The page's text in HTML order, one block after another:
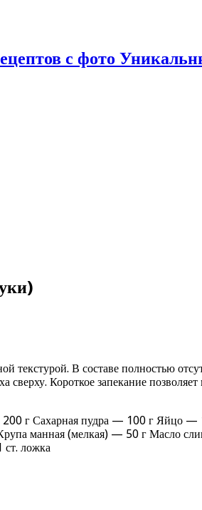
с фото
В составе полностью
Короткое запекание
г Сахарная пудра — 100 г Яйцо —
манная (мелкая) — 50 г Масло
ложка